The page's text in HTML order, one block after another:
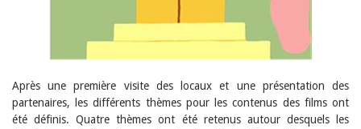
Après une première visite des locaux et une présentation des
partenaires, les différents thèmes pour les contenus des films ont
été définis. Quatre thèmes ont été retenus autour desquels les